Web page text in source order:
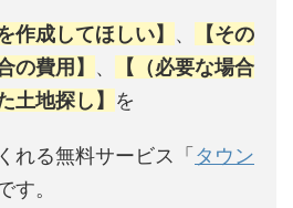
作成してほしい】 、
【その
の費用】 、
【（必要な場合
土地探し】 を
れる無料サービス「タウン
す。